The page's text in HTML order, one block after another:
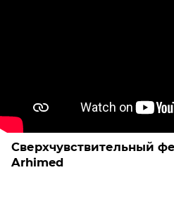
Сверхчувствительный
Arhimed